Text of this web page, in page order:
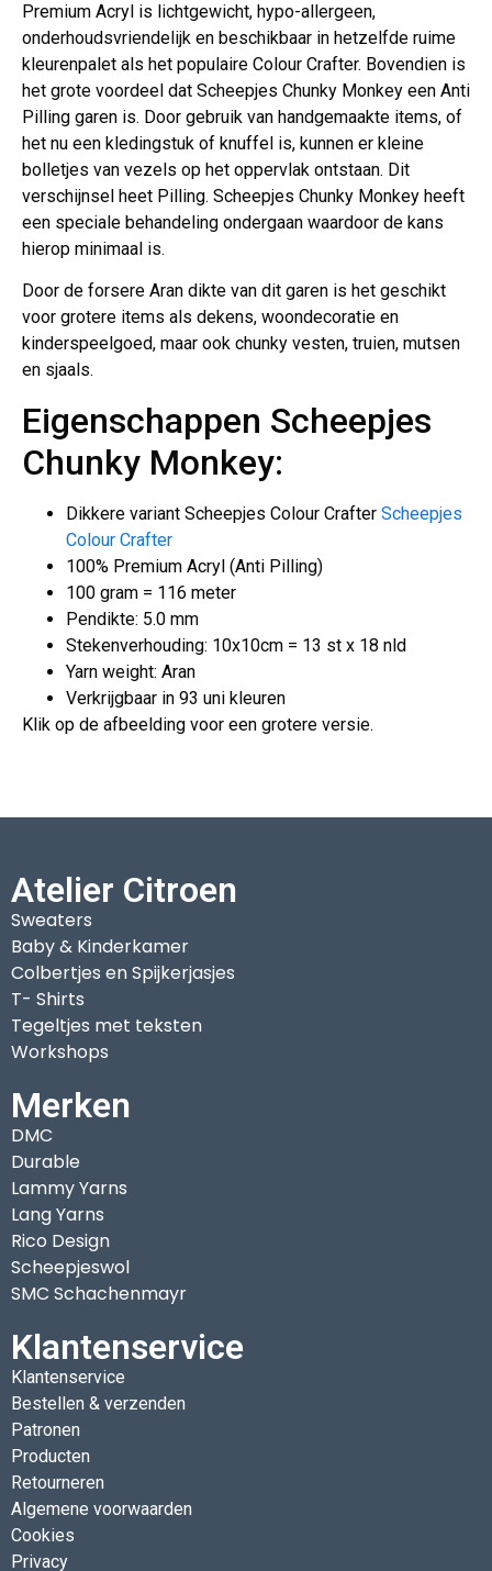
Premium Acryl is lichtgewicht, hypo-allergeen,
onderhoudsvriendelijk en beschikbaar in hetzelfde ruime
kleurenpalet als het populaire Colour Crafter. Bovendien is
het grote voordeel dat Scheepjes Chunky Monkey een Anti
Pilling garen is. Door gebruik van handgemaakte items, of
het nu een kledingstuk of knuffel is, kunnen er kleine
bolletjes van vezels op het oppervlak ontstaan. Dit
verschijnsel heet Pilling. Scheepjes Chunky Monkey heeft
een speciale behandeling ondergaan waardoor de kans
hierop minimaal is.
Door de forsere Aran dikte van dit garen is het geschikt
voor grotere items als dekens, woondecoratie en
kinderspeelgoed, maar ook chunky vesten, truien, mutsen
en sjaals.
Eigenschappen Scheepjes
Chunky Monkey:
Dikkere variant Scheepjes Colour Crafter Scheepjes
Colour Crafter
100% Premium Acryl (Anti Pilling)
100 gram = 116 meter
Pendikte: 5.0 mm
Stekenverhouding: 10x10cm = 13 st x 18 nld
Yarn weight: Aran
Verkrijgbaar in 93 uni kleuren
Klik op de afbeelding voor een grotere versie.
Atelier Citroen
Sweaters
Baby & Kinderkamer
Colbertjes en Spijkerjasjes
T- Shirts
Tegeltjes met teksten
Workshops
Merken
DMC
Durable
Lammy Yarns
Lang Yarns
Rico Design
Scheepjeswol
SMC Schachenmayr
Klantenservice
Klantenservice
Bestellen & verzenden
Patronen
Producten
Retourneren
Algemene voorwaarden
Cookies
Privacy